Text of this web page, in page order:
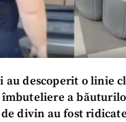
au descoperit o linie
a
divin au fost